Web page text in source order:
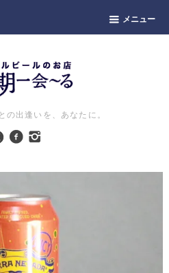
メニュー
の出逢いを、あなたに。